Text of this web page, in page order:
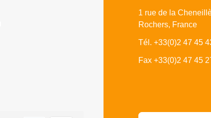
1 rue de la
Rochers, France
Tél. +33(0)2 47 45
Fax +33(0)2 47 45